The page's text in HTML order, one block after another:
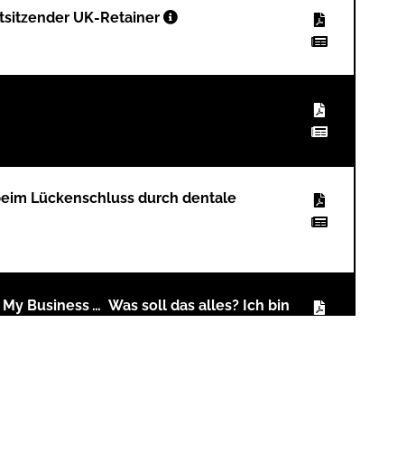
UK-Retainer
Lückenschluss durch dentale
Business … Was soll das alles? Ich bin